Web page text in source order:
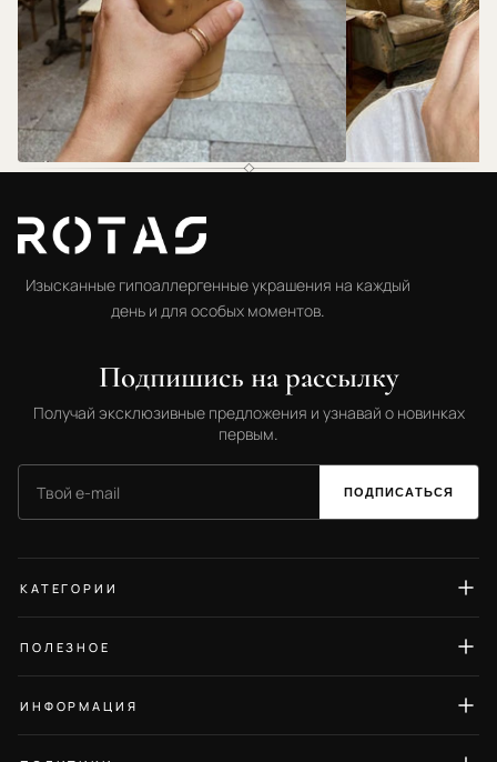
Изысканные гипоаллергенные украшения на каждый
день и для особых моментов.
Подпишись на рассылку
Получай эксклюзивные предложения и узнавай о новинках
первым.
ПОДПИСАТЬСЯ
КАТЕГОРИИ
Колье
Браслеты
ПОЛЕЗНОЕ
ИНФОРМАЦИЯ